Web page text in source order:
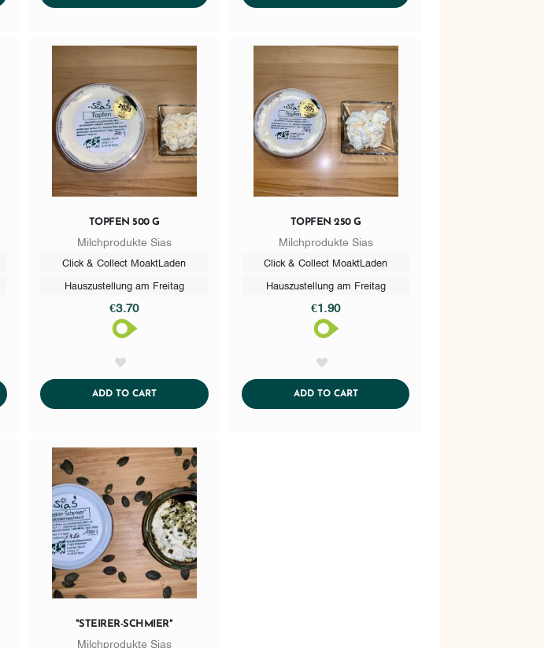
TOPFEN 500 G
Milchprodukte Sias
Click & Collect MoaktLaden
Hauszustellung am Freitag
€3.70
ADD TO CART ADDTOCART
TOPFEN 250 G
Milchprodukte Sias
Click & Collect MoaktLaden
Hauszustellung am Freitag
€1.90
ADD TO CART ADDTOCART
"STEIRER-SCHMIER"
Milchprodukte Sias